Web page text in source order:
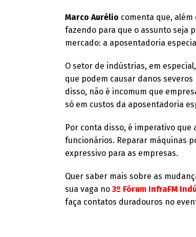
Marco Aurélio comenta que,
fazendo para que o assunto seja
mercado: a aposentadoria
O setor de indústrias, em
que podem causar danos
disso, não é incomum que
só em custos da aposentadoria
Por conta disso, é imperativo
funcionários. Reparar máquinas
expressivo para as empresas.
Quer saber mais sobre as
sua vaga no 3º Fórum InfraFM
faça contatos duradouros no